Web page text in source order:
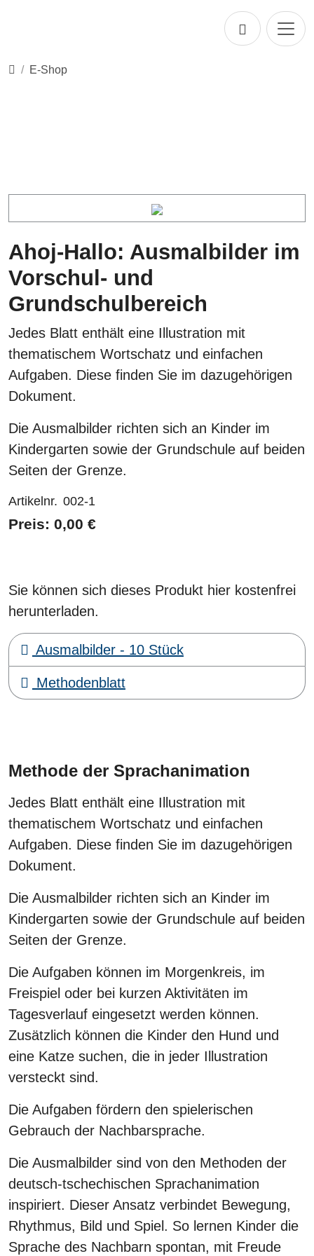
Startseite
E-Shop
Ahoj-Hallo: Ausmalbilder im
Vorschul- und
Grundschulbereich
Jedes Blatt enthält eine Illustration mit
thematischem Wortschatz und einfachen
Aufgaben. Diese finden Sie im dazugehörigen
Dokument.
Die Ausmalbilder richten sich an Kinder im
Kindergarten sowie der Grundschule auf beiden
Seiten der Grenze.
Artikelnr. 002-1
Preis: 0,00 €
Sie können sich dieses Produkt hier kostenfrei
herunterladen.
Ausmalbilder - 10 Stück
Methodenblatt
Methode der Sprachanimation
Jedes Blatt enthält eine Illustration mit
thematischem Wortschatz und einfachen
Aufgaben. Diese finden Sie im dazugehörigen
Dokument.
Die Ausmalbilder richten sich an Kinder im
Kindergarten sowie der Grundschule auf beiden
Seiten der Grenze.
Die Aufgaben können im Morgenkreis, im
Freispiel oder bei kurzen Aktivitäten im
Tagesverlauf eingesetzt werden können.
Zusätzlich können die Kinder den Hund und
eine Katze suchen, die in jeder Illustration
versteckt sind.
Die Aufgaben fördern den spielerischen
Gebrauch der Nachbarsprache.
Die Ausmalbilder sind von den Methoden der
deutsch-tschechischen Sprachanimation
inspiriert. Dieser Ansatz verbindet Bewegung,
Rhythmus, Bild und Spiel. So lernen Kinder die
Sprache des Nachbarn spontan, mit Freude